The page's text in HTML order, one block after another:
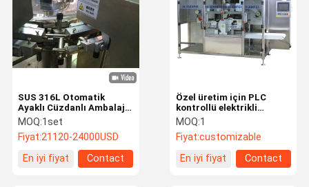
Özel üretim için PLC
kontrollü elektrikli
çamaşır çantası yapım
makinesi
MOQ:1
Fiyat:customizable
En iyi fiyat
Contact
SUS 316L Otomatik
Ayaklı Cüzdanlı Ambalaj
Makinesi 5KW Döner
Ambalaj Makinesi
MOQ:1set
Fiyat:21120-24000USD
En iyi fiyat
Contact